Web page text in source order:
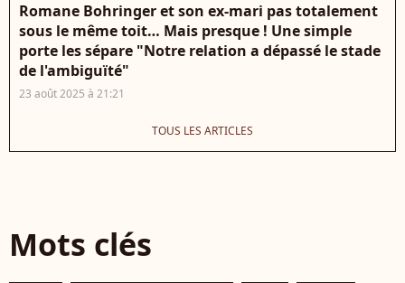
Romane Bohringer et son ex-mari pas totalement
sous le même toit… Mais presque ! Une simple
porte les sépare "Notre relation a dépassé le stade
de l'ambiguïté"
23 août 2025 à 21:21
TOUS LES ARTICLES
Mots clés